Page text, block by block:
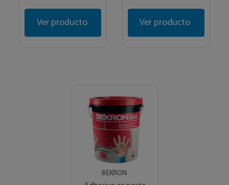
Ver producto Ver producto
BEKRON